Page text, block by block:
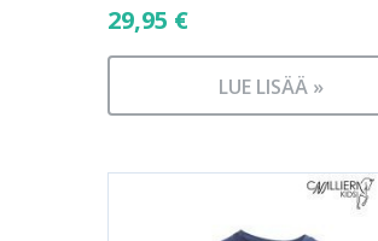
29,95 €
LUE LISÄÄ »